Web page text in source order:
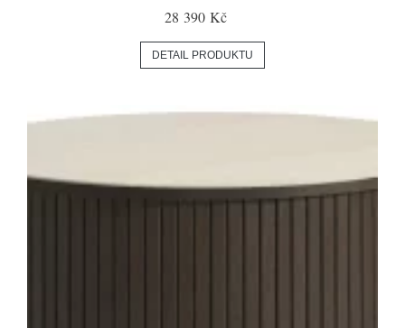
28 390 Kč
DETAIL PRODUKTU